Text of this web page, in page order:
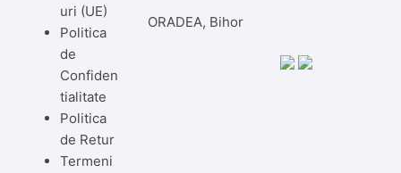
uri (UE)
Politica
de
Confiden
tialitate
Politica
de Retur
Termeni
ORADEA, Bihor